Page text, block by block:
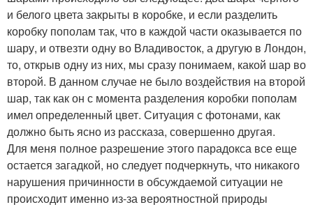
и белого цвета закрыты в коробке, и если разделить
коробку пополам так, что в каждой части оказывается по
шару, и отвезти одну во Владивосток, а другую в Лондон,
то, открыв одну из них, мы сразу понимаем, какой шар во
второй. В данном случае не было воздействия на второй
шар, так как он с момента разделения коробки пополам
имел определенный цвет. Ситуация с фотонами, как
должно быть ясно из рассказа, совершенно другая.
Для меня полное разрешение этого парадокса все еще
остается загадкой, но следует подчеркнуть, что никакого
нарушения причинности в обсуждаемой ситуации не
происходит именно из-за вероятностной природы